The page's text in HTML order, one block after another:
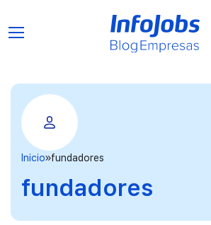
Inicio fundadores
fundadores